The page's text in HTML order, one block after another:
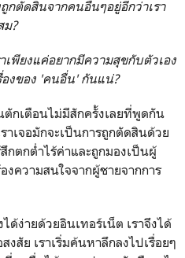
กตัดสินจากคนอื่นๆอยู่อีกว่าเรา
ม?
เพียงแค่อยากมีความสุขกับตัวเอง
องของ 'คนอื่น' กันแน่?
ตักเตือนไม่มีสักครั้งเลยที่พูดกัน
เจอมักจะเป็นการถูกตัดสินด้วย
กตกต่ำไร้ค่าและถูกมองเป็นผู้
งความสนใจจากผู้ชายจากการ
ด้ง่ายด้วยอินเทอร์เน็ต เราจึงได้
สัย เราเริ่มค้นหาลึกลงไปเรื่อยๆ